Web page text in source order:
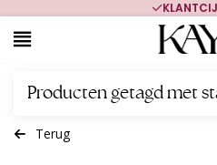
Producten getagd met
Terug